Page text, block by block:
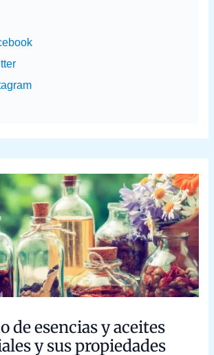
y aceites esenciales y
medicinales